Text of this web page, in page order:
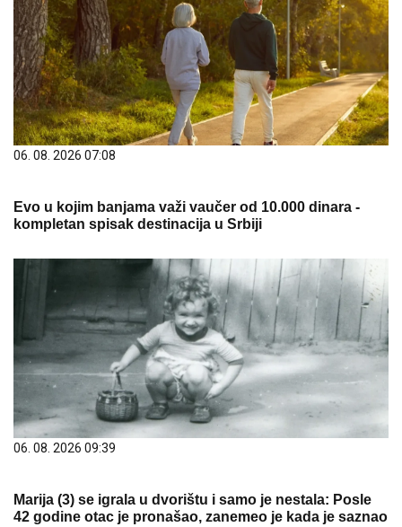
06. 08. 2026 07:08
Evo u kojim banjama važi vaučer od 10.000 dinara -
kompletan spisak destinacija u Srbiji
06. 08. 2026 09:39
Marija (3) se igrala u dvorištu i samo je nestala: Posle
42 godine otac je pronašao, zanemeo je kada je saznao